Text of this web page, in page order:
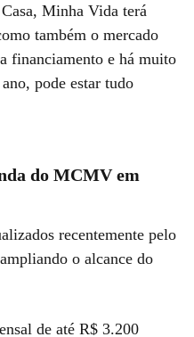
Minha Vida terá
também o mercado
financiamento e há muito
pode estar tudo
do MCMV em
recentemente pelo
o alcance do
de até R$ 3.200